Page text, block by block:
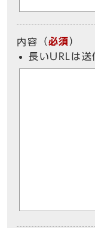
内容 （必須）
長いURLは送